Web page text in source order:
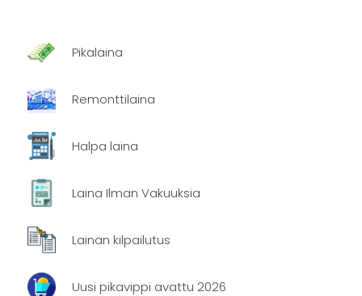
Pikalaina
Remonttilaina
Halpa laina
Laina Ilman Vakuuksia
Lainan kilpailutus
Uusi pikavippi avattu 2026